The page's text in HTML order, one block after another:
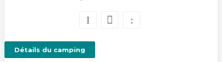
Détails du camping